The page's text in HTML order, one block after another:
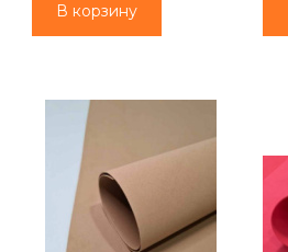
В корзину